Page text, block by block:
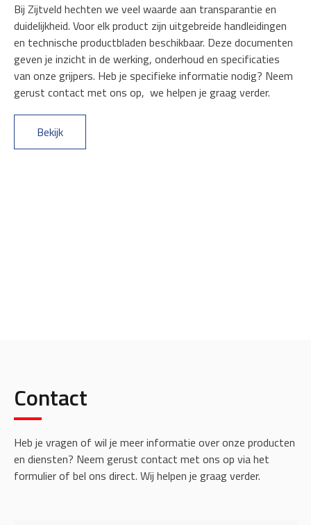
Bij Zijtveld hechten we veel waarde aan transparantie en
duidelijkheid. Voor elk product zijn uitgebreide handleidingen
en technische productbladen beschikbaar. Deze documenten
geven je inzicht in de werking, onderhoud en specificaties
van onze grijpers. Heb je specifieke informatie nodig? Neem
gerust contact met ons op, we helpen je graag verder.
Bekijk
Contact
Heb je vragen of wil je meer informatie over onze producten
en diensten? Neem gerust contact met ons op via het
formulier of bel ons direct. Wij helpen je graag verder.